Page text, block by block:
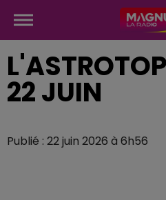
22 JUIN
Publié : 22 juin 2026 à 6h56